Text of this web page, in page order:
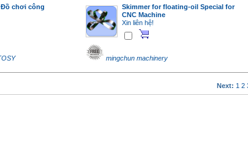
Đồ chơi công
Skimmer for floating-oil Special for
CNC Machine
Xin liên hệ!
mingchun machinery
Next: 1 2